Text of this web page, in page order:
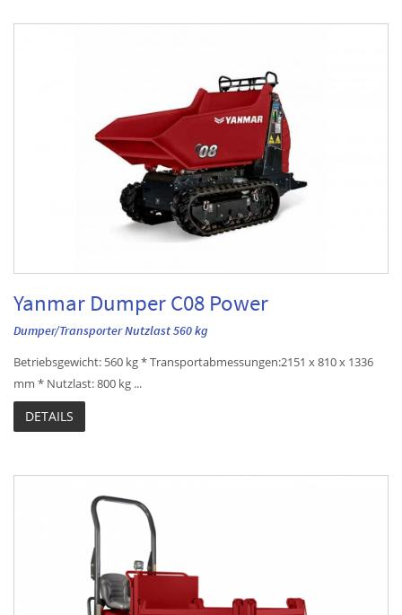
Yanmar Dumper C08 Power
Dumper/Transporter Nutzlast 560 kg
Betriebsgewicht: 560 kg * Transportabmessungen:2151 x 810 x 1336
mm * Nutzlast: 800 kg ...
DETAILS